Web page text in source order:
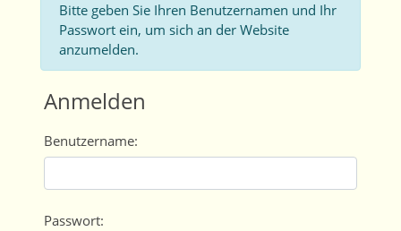
Bitte geben Sie Ihren Benutzernamen und Ihr
Passwort ein, um sich an der Website
anzumelden.
Anmelden
Benutzername:
Passwort: